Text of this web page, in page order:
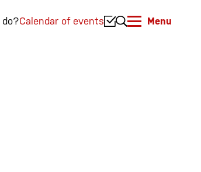
Calendar of events Menu